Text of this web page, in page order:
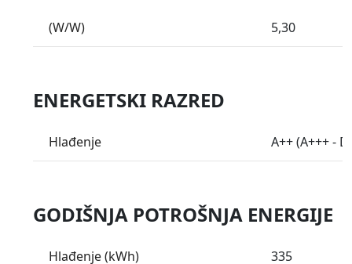
(W/W) 5,30
ENERGETSKI RAZRED
Hlađenje A++ (A+++ -
GODIŠNJA POTROŠNJA ENERGIJE
Hlađenje (kWh) 335